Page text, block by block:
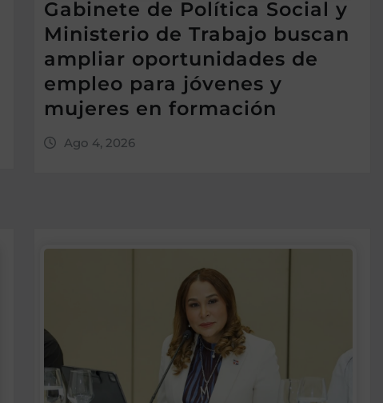
Gabinete de Política Social y
Ministerio de Trabajo buscan
ampliar oportunidades de
empleo para jóvenes y
mujeres en formación
Ago 4, 2026